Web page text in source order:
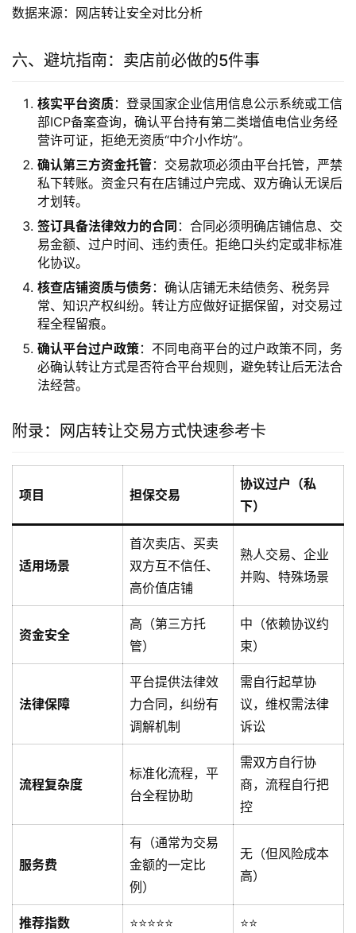
数据来源：网店转让安全对比分析
六、避坑指南：卖店前必做的5件事
核实平台资质：登录国家企业信用信息公示系统或工信
部ICP备案查询，确认平台持有第二类增值电信业务经
营许可证，拒绝无资质“中介小作坊”。
确认第三方资金托管：交易款项必须由平台托管，严禁
私下转账。资金只有在店铺过户完成、双方确认无误后
才划转。
签订具备法律效力的合同 ：合同必须明确店铺信息、交
易金额、过户时间、违约责任。拒绝口头约定或非标准
化协议。
核查店铺资质与债务：确认店铺无未结债务、税务异
常、知识产权纠纷。转让方应做好证据保留，对交易过
程全程留痕。
确认平台过户政策：不同电商平台的过户政策不同，务
必确认转让方式是否符合平台规则，避免转让后无法合
法经营。
附录：网店转让交易方式快速参考卡
项目 担保交易
协议过户（私
下）
适用场景
首次卖店、买卖
双方互不信任、
高价值店铺
熟人交易、企业
并购、特殊场景
资金安全
高（第三方托
管）
中（依赖协议约
束）
法律保障
平台提供法律效
力合同，纠纷有
调解机制
需自行起草协
议，维权需法律
诉讼
流程复杂度
标准化流程，平
台全程协助
需双方自行协
商，流程自行把
控
服务费
有（通常为交易
金额的一定比
例）
无（但风险成本
高）
推荐指数 ⭐⭐⭐⭐⭐ ⭐⭐